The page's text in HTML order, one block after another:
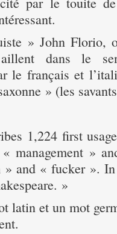
» John Florio,
dans le
le français et
» (les
1,224 first
management »
» and « fucker ».
»
latin et un mot